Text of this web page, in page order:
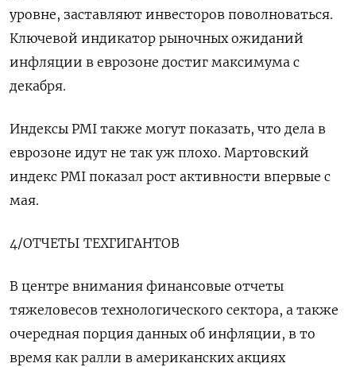
уровне, заставляют инвесторов поволноваться.
Ключевой индикатор рыночных ожиданий
инфляции в еврозоне достиг максимума с
декабря.
Индексы PMI также могут показать, что дела в
еврозоне идут не так уж плохо. Мартовский
индекс PMI показал рост активности впервые с
мая.
4/ОТЧЕТЫ ТЕХГИГАНТОВ
В центре внимания финансовые отчеты
тяжеловесов технологического сектора, а также
очередная порция данных об инфляции, в то
время как ралли в американских акциях